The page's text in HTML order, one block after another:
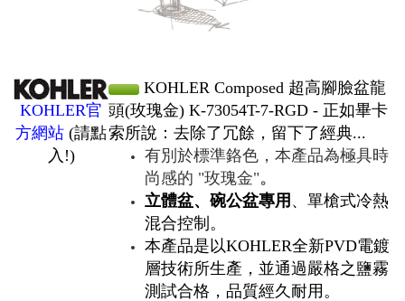
KOHLER官
方網站 (請點
入!)
KOHLER Composed 超高腳臉盆龍
頭(玫瑰金) K-73054T-7-RGD - 正如畢卡
索所說：去除了冗餘，留下了經典...
有別於標準鉻色，本產品為極具時
尚感的 "玫瑰金"。
立體盆、碗公盆專用 、單槍式冷熱
混合控制。
本產品是以KOHLER全新PVD電鍍
層技術所生產，並通過嚴格之鹽霧
測試合格，品質經久耐用。